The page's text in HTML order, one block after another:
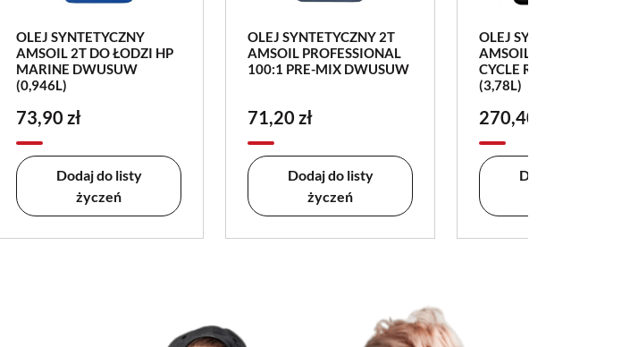
OLEJ SYNTETYCZNY
AMSOIL 2T DO ŁODZI HP
MARINE DWUSUW
(0,946L)
73,90 zł
Dodaj do listy
życzeń
OLEJ SYNTETYCZNY 2T
AMSOIL PROFESSIONAL
100:1 PRE-MIX DWUSUW
71,20 zł
Dodaj do listy
życzeń
OLEJ SYNTETYCZNY
AMSOIL DOMINATOR
CYCLE RACING
(3,78L)
270,40 zł
Dodaj do listy